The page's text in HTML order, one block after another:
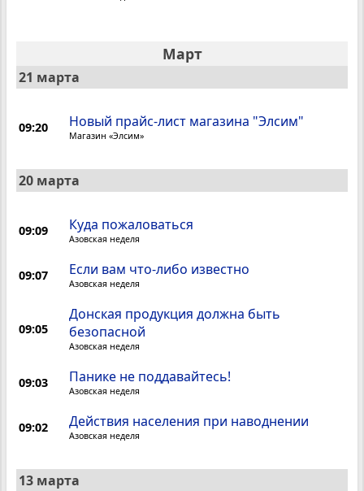
Март
21 марта
09:20 Новый прайс-лист магазина "Элсим"
Магазин «Элсим»
20 марта
09:09 Куда пожаловаться
Азовская неделя
09:07 Если вам что-либо известно
Азовская неделя
09:05
Донская продукция должна быть
безопасной
Азовская неделя
09:03 Панике не поддавайтесь!
Азовская неделя
09:02 Действия населения при наводнении
Азовская неделя
13 марта